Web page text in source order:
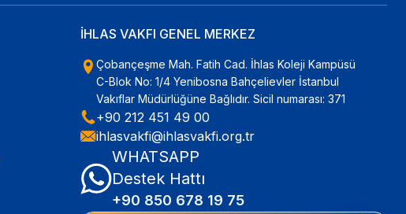
İHLAS VAKFI GENEL MERKEZ
Çobançeşme Mah. Fatih Cad. İhlas Koleji Kampüsü
C-Blok No: 1/4 Yenibosna Bahçelievler İstanbul
Vakıflar Müdürlüğüne Bağlıdır. Sicil numarası: 371
+90 212 451 49 00
ihlasvakfi@ihlasvakfi.org.tr
WHATSAPP
Destek Hattı
+90 850 678 19 75